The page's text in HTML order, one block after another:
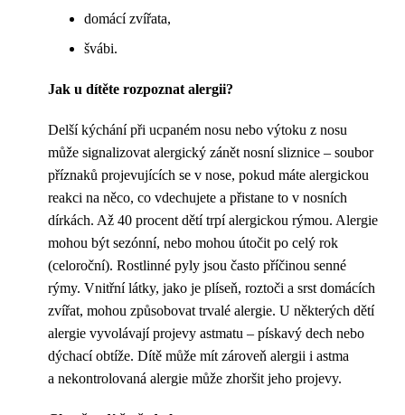
domácí zvířata,
švábi.
Jak u dítěte rozpoznat alergii?
Delší kýchání při ucpaném nosu nebo výtoku z nosu
může signalizovat alergický zánět nosní sliznice – soubor
příznaků projevujících se v nose, pokud máte alergickou
reakci na něco, co vdechujete a přistane to v nosních
dírkách. Až 40 procent dětí trpí alergickou rýmou. Alergie
mohou být sezónní, nebo mohou útočit po celý rok
(celoroční). Rostlinné pyly jsou často příčinou senné
rýmy. Vnitřní látky, jako je plíseň, roztoči a srst domácích
zvířat, mohou způsobovat trvalé alergie. U některých dětí
alergie vyvolávají projevy astmatu – pískavý dech nebo
dýchací obtíže. Dítě může mít zároveň alergii i astma
a nekontrolovaná alergie může zhoršit jeho projevy.